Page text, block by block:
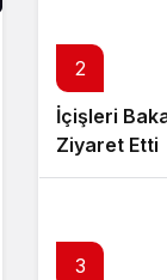
2
İçişleri
Ziyaret Etti
3